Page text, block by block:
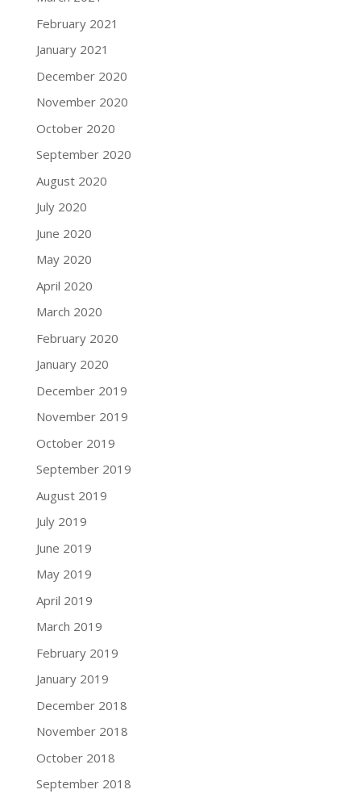
February 2021
January 2021
December 2020
November 2020
October 2020
September 2020
August 2020
July 2020
June 2020
May 2020
April 2020
March 2020
February 2020
January 2020
December 2019
November 2019
October 2019
September 2019
August 2019
July 2019
June 2019
May 2019
April 2019
March 2019
February 2019
January 2019
December 2018
November 2018
October 2018
September 2018